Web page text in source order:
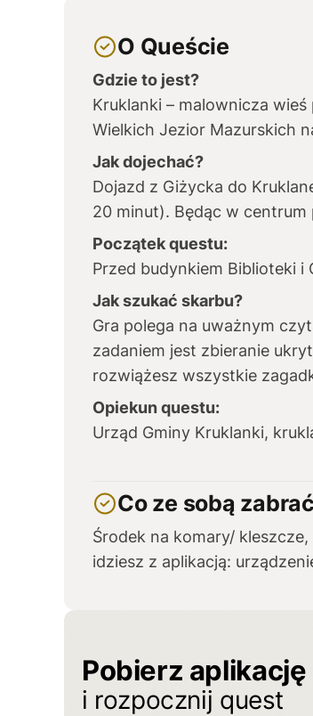
O Queście
Gdzie to jest?
Kruklanki – malownicza
Wielkich Jezior Mazurskich
Jak dojechać?
Dojazd z Giżycka do
20 minut). Będąc w
Początek questu:
Przed budynkiem Biblioteki i
Jak szukać skarbu?
Gra polega na uważnym
zadaniem jest zbieranie
rozwiążesz wszystkie
Opiekun questu:
Urząd Gminy Kruklanki,
Co ze sobą zabrać
Środek na komary/
idziesz z aplikacją:
Pobierz aplikację
i rozpocznij quest